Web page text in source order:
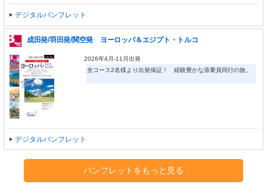
デジタルパンフレット
成田発/羽田発/関空発 ヨーロッパ＆エジプト・トルコ
2026年4月-11月出発
全コース2名様より出発保証！ 経験豊かな添乗員同行の旅。
デジタルパンフレット
パンフレットをもっと見る